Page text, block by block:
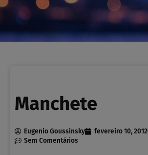
Manchete
Eugenio Goussinsky fevereiro 10, 2012
Sem Comentários